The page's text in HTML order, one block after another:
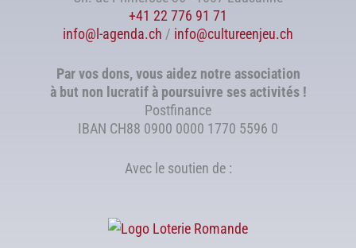
+41 22 776 91 71
info@l-agenda.ch / info@cultureenjeu.ch
Par vos dons, vous aidez notre association
à but non lucratif à poursuivre ses activités !
Postfinance
IBAN CH88 0900 0000 1770 5596 0
Avec le soutien de :